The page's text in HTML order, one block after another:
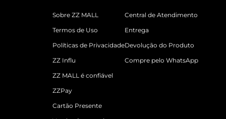
Sobre ZZ MALL
Termos de Uso
Políticas de Privacidade
ZZ Influ
ZZ MALL é confiável
ZZPay
Cartão Presente
Central de Atendimento
Entrega
Devolução do Produto
Compre pelo WhatsApp